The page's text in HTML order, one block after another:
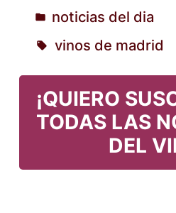
Publicado
en
noticias del dia
vinos de madrid
¡QUIERO
TODAS LAS
DEL